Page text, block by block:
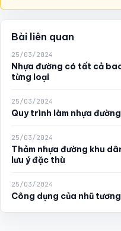
Bài liên quan
25/03/2024
Nhựa đường có tất cả
từng loại
25/03/2024
Quy trình làm nhựa
25/03/2024
Thảm nhựa đường khu
lưu ý đặc thù
25/03/2024
Công dụng của nhũ